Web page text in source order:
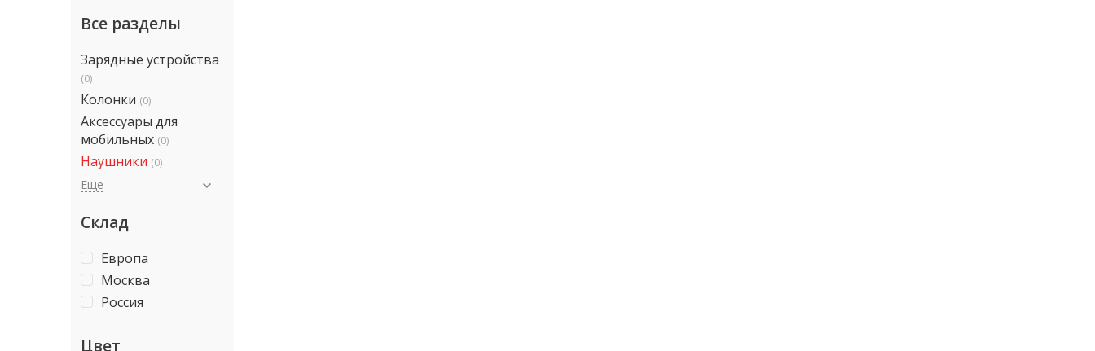
Все разделы
Зарядные устройства
(0)
Колонки (0)
Аксессуары для
мобильных (0)
Наушники (0)
Еще
Склад
Европа
Москва
Россия
Цвет